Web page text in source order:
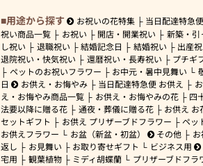
用途から探す お祝いの花特集 当日配達特急便
祝い商品一覧
お祝い 開店・開業祝い
新築・引
し祝い
退職祝い 結婚記念日 結婚祝い
出産
退院祝い・快気祝い
還暦祝い・長寿祝い
プチギ
ペットのお祝いフラワー
お中元・暑中見舞い
日
お供え・お悔やみ 当日配達特急便 お供え
え・お悔やみ商品一覧
お供え・お悔やみの花
四
法要以降に贈る花
通夜・葬儀に贈る花
お供え お
セットギフト
お供え プリザーブドフラワー
ペッ
お供えフラワー
お盆（新盆・初盆） その他
返し
お見舞い お取り寄せギフト ビジネス用
宅用
観葉植物 ミディ胡蝶蘭 プリザーブドフラ